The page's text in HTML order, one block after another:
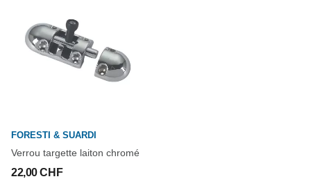
FORESTI & SUARDI
Verrou targette laiton chromé
22,00 CHF